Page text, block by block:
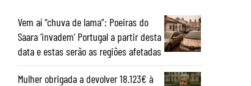
Vem aí “chuva de lama”: Poeiras do
Saara ‘invadem’ Portugal a partir desta
data e estas serão as regiões afetadas
Mulher obrigada a devolver 18.123€ à